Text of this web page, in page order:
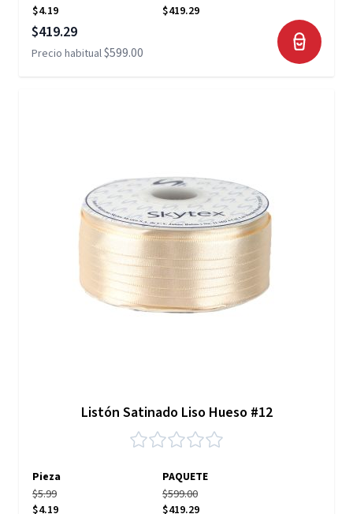
$4.19
$419.29
Precio especial
$419.29
Precio habitual$599.00
Listón Satinado Liso Hueso #12
Pieza
PAQUETE
$5.99
$4.19
$599.00
$419.29